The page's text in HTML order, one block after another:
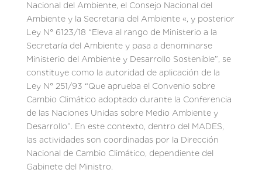
Nacional del Ambiente, el Consejo Nacional del
Ambiente y la Secretaria del Ambiente «, y posterior
Ley N° 6123/18 “Eleva al rango de Ministerio a la
Secretaría del Ambiente y pasa a denominarse
Ministerio del Ambiente y Desarrollo Sostenible”, se
constituye como la autoridad de aplicación de la
Ley N° 251/93 “Que aprueba el Convenio sobre
Cambio Climático adoptado durante la Conferencia
de las Naciones Unidas sobre Medio Ambiente y
Desarrollo”. En este contexto, dentro del MADES,
las actividades son coordinadas por la Dirección
Nacional de Cambio Climático, dependiente del
Gabinete del Ministro.